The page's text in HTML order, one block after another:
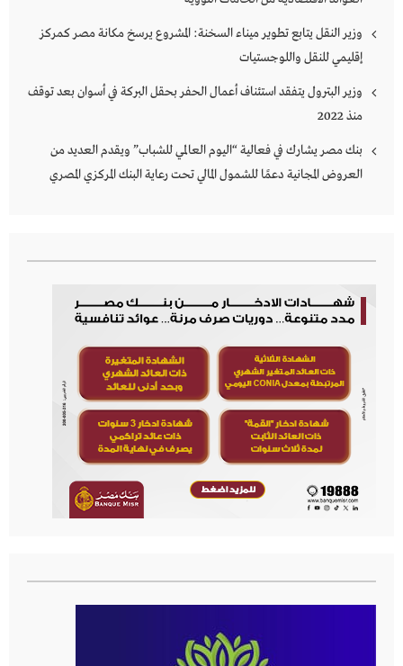
وزير النقل يتابع تطوير ميناء السخنة: المشروع يرسخ مكانة مصر كمركز
إقليمي للنقل واللوجستيات
وزير البترول يتفقد استئناف أعمال الحفر بحقل البركة في أسوان بعد توقف
منذ 2022
بنك مصر يشارك في فعالية “اليوم العالمي للشباب” ويقدم العديد من
العروض المجانية دعمًا للشمول المالي تحت رعاية البنك المركزي المصري